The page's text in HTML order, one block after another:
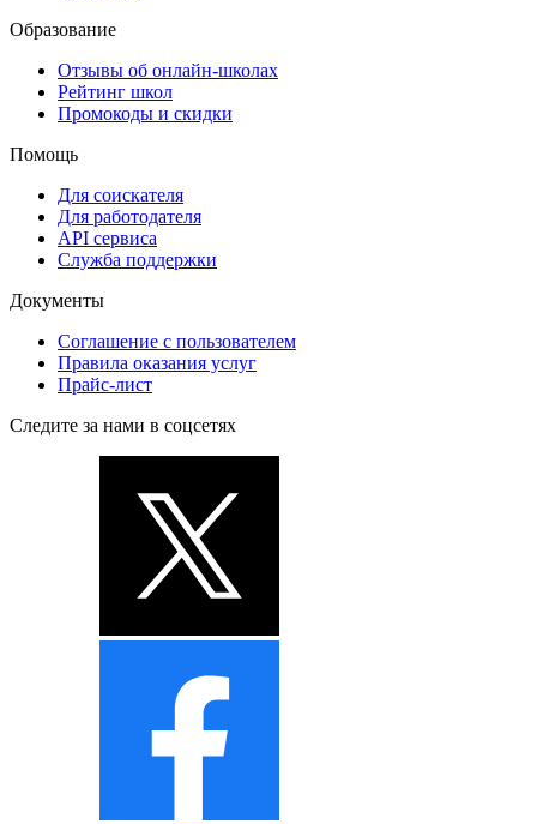
Образование
Отзывы об онлайн-школах
Рейтинг школ
Промокоды и скидки
Помощь
Для соискателя
Для работодателя
API сервиса
Служба поддержки
Документы
Соглашение с пользователем
Правила оказания услуг
Прайс-лист
Следите за нами в соцсетях